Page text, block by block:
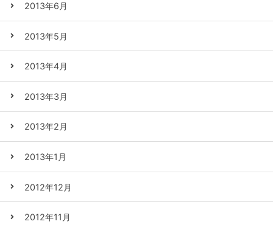
2013年6月
2013年5月
2013年4月
2013年3月
2013年2月
2013年1月
2012年12月
2012年11月